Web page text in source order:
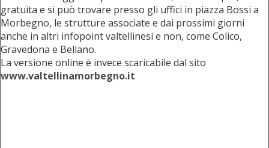
gratuita e si può trovare presso gli uffici in piazza Bossi a
Morbegno, le strutture associate e dai prossimi giorni
anche in altri infopoint valtellinesi e non, come Colico,
Gravedona e Bellano.
La versione online è invece scaricabile dal sito
www.valtellinamorbegno.it